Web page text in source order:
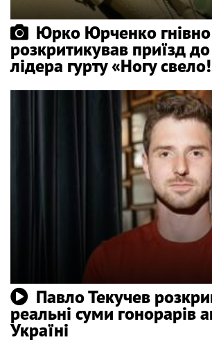
Юрко Юрченко гнівно
розкритикував приїзд
лідера гурту «Ногу
Павло Текучев
реальні суми гонорарів
Україні